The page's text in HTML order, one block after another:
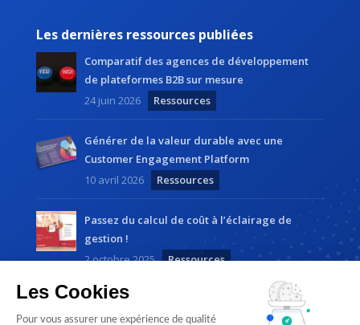
Les dernières ressources publiées
Comparatif des agences de développement
de plateformes B2B sur mesure
24 juin 2026
Ressources
Générer de la valeur durable avec une
Customer Engagement Platform
10 avril 2026
Ressources
Passez du calcul de coût à l’éclairage de
gestion !
2 octobre 2025
Ressources
Les Cookies
Pour vous assurer une expérience de qualité